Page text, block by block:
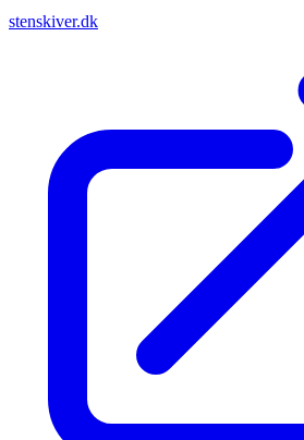
stenskiver.dk